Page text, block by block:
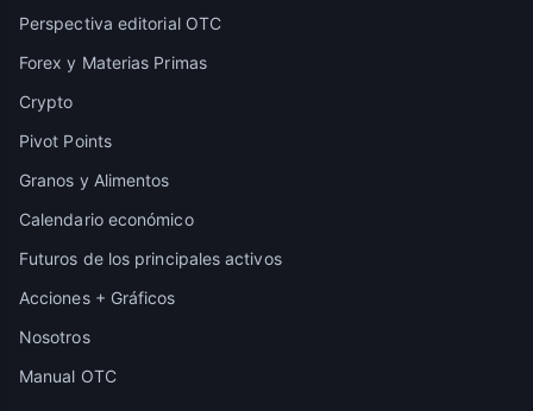
Perspectiva editorial OTC
Forex y Materias Primas
Crypto
Pivot Points
Granos y Alimentos
Calendario económico
Futuros de los principales activos
Acciones + Gráficos
Nosotros
Manual OTC